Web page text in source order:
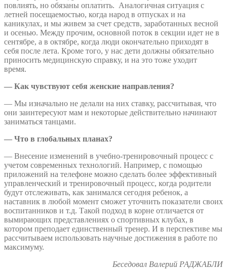
повлиять, но обязаны оплатить. Аналогичная ситуация с
летней посещаемостью, когда народ в отпусках и на
каникулах, и мы живем за счет средств, заработанных весной
и осенью. Между прочим, основной поток в секции идет не в
сентябре, а в октябре, когда люди окончательно приходят в
себя после лета. Кроме того, у нас дети должны обязательно
приносить медицинскую справку, и на это тоже уходит
время.
— Как чувствуют себя женские направления?
— Мы изначально не делали на них ставку, рассчитывая, что
они заинтересуют мам и некоторые действительно начинают
заниматься танцами.
— Что в глобальных планах?
— Внесение изменений в учебно-тренировочный процесс с
учетом современных технологий. Например, с помощью
приложений на телефоне можно сделать более эффективный
управленческий и тренировочный процесс, когда родители
будут отслеживать, как занимался сегодня ребенок, а
наставник в любой момент сможет уточнить показатели своих
воспитанников и т.д. Такой подход в корне отличается от
вымирающих представлениях о спортивных клубах, в
котором преподает единственный тренер. И в перспективе мы
рассчитываем использовать научные достижения в работе по
максимуму.
Беседовал Валерий РАДЖАБЛИ